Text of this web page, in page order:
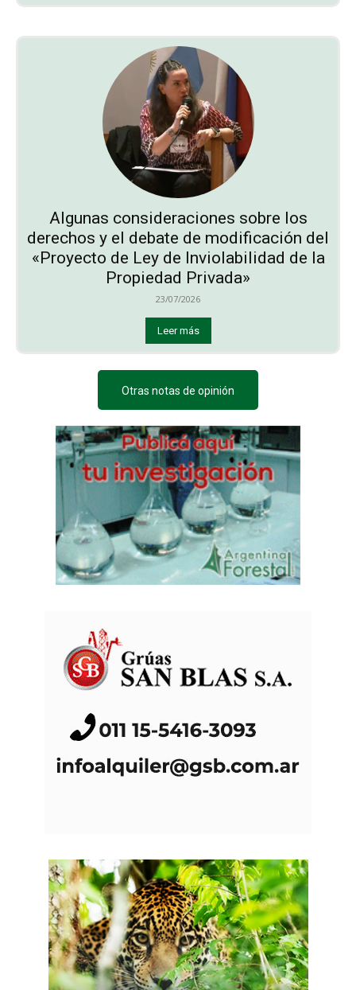
Algunas consideraciones sobre los
derechos y el debate de modificación del
«Proyecto de Ley de Inviolabilidad de la
Propiedad Privada»
23/07/2026
Leer más
Otras notas de opinión